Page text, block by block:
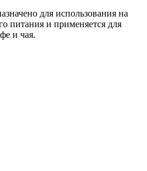
для использования на
питания и применяется для
и чая.